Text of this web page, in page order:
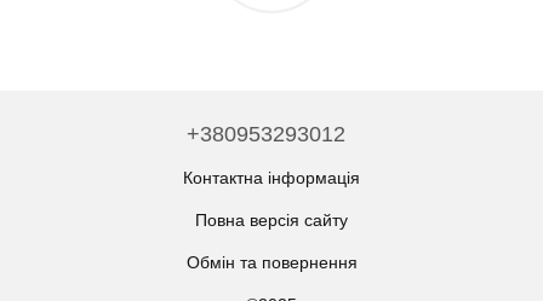
+380953293012
Контактна інформація
Повна версія сайту
Обмін та повернення